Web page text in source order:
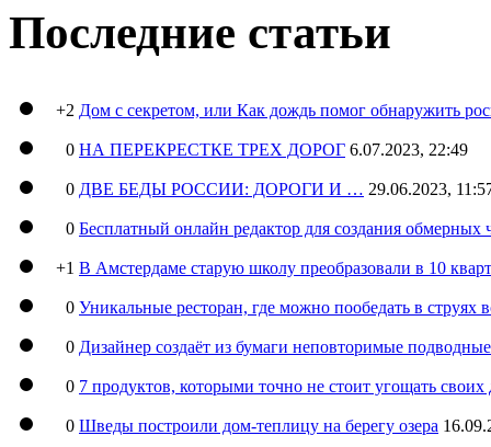
Последние статьи
+2 Дом с секретом, или Как дождь помог обнаружить
0 НА ПЕРЕКРЕСТКЕ ТРЕХ ДОРОГ 6.07.2023, 22:49
0 ДВЕ БЕДЫ РОССИИ: ДОРОГИ И … 29.06.2023,
0 Бесплатный онлайн редактор для создания обмерных
+1 В Амстердаме старую школу преобразовали в 10
0 Уникальные ресторан, где можно пообедать в струях
0 Дизайнер создаёт из бумаги неповторимые
0 7 продуктов, которыми точно не стоит угощать
0 Шведы построили дом-теплицу на берегу озера